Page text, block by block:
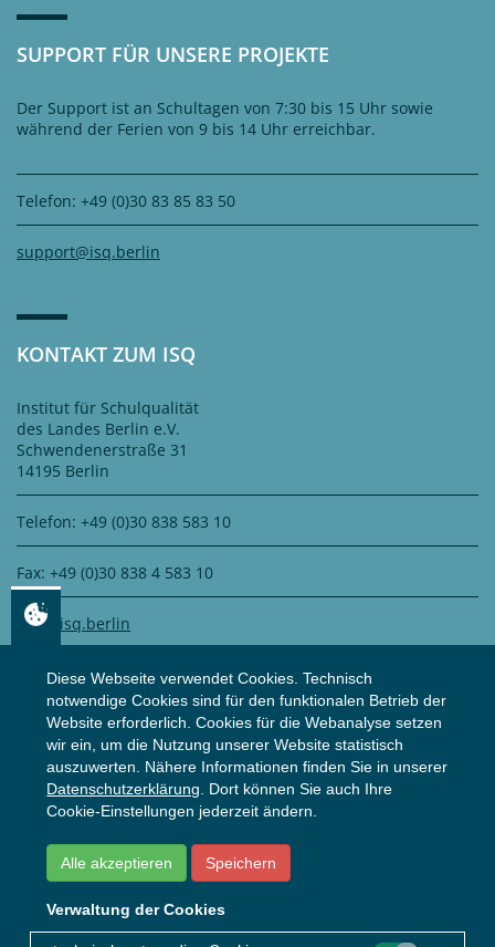
SUPPORT FÜR UNSERE PROJEKTE
Der Support ist an Schultagen von 7:30 bis 15 Uhr sowie
während der Ferien von 9 bis 14 Uhr erreichbar.
Telefon: +49 (0)30 83 85 83 50
support@isq.berlin
KONTAKT ZUM ISQ
Institut für Schulqualität
des Landes Berlin e.V.
Schwendenerstraße 31
14195 Berlin
Telefon: +49 (0)30 838 583 10
Fax: +49 (0)30 838 4 583 10
info@isq.berlin
DATENSCHUTZ
Zertifiziert durch
WS Datenschutz GmbH
Zur Datenschutzerklärung
© ISQ Impressum Datenschutzerklärung
Diese Webseite verwendet Cookies. Technisch
notwendige Cookies sind für den funktionalen Betrieb der
Website erforderlich. Cookies für die Webanalyse setzen
wir ein, um die Nutzung unserer Website statistisch
auszuwerten. Nähere Informationen finden Sie in unserer
Datenschutzerklärung . Dort können Sie auch Ihre
Cookie-Einstellungen jederzeit ändern.
Alle akzeptieren Speichern
Verwaltung der Cookies